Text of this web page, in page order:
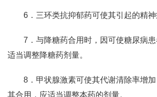
6．三环类抗抑郁药可使其引起的精神
7．与降糖药合用时，因可使糖尿病
适当调整降糖药剂量。
8．甲状腺激素可使其代谢清除率增
其合用，应适当调整本药的剂量。